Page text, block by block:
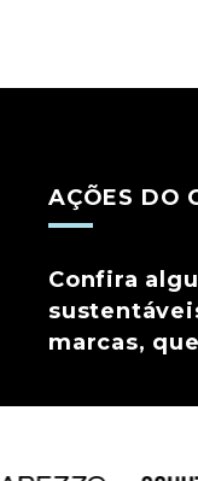
AÇÕES DO
Confira
marcas,